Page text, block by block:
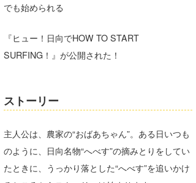
でも始められる
『ヒュー！日向でHOW TO START
SURFING！』が公開された！
ストーリー
主人公は、農家の“おばあちゃん”。ある日いつも
のように、日向名物“へべす”の摘みとりをしてい
たときに、うっかり落とした“へべす”を追いかけ
沖縄
Core Surf Japan
Naoya Kimoto
メディア